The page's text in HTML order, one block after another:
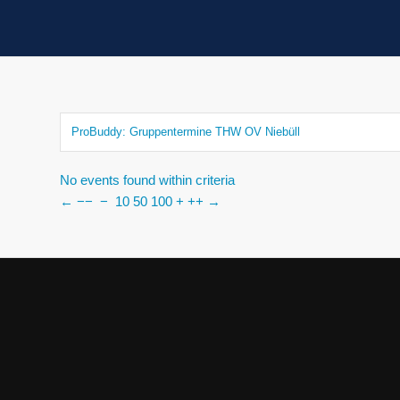
ProBuddy: Gruppentermine THW OV Niebüll
No events found within criteria
← −− − 10 50 100 + ++ →